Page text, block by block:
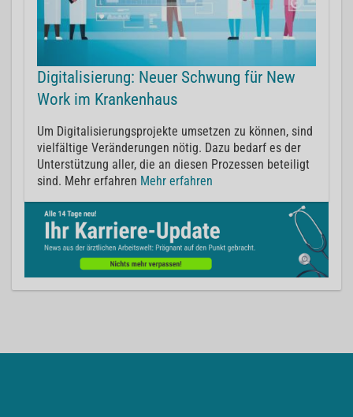
Digitalisierung: Neuer Schwung für New
Work im Krankenhaus
Um Digitalisierungsprojekte umsetzen zu können, sind
vielfältige Veränderungen nötig. Dazu bedarf es der
Unterstützung aller, die an diesen Prozessen beteiligt
sind. Mehr erfahren Mehr erfahren